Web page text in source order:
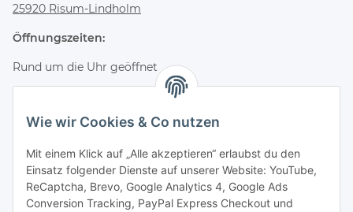
Wie wir Cookies & Co nutzen
Mit einem Klick auf „Alle akzeptieren“ erlaubst du den
Einsatz folgender Dienste auf unserer Website: YouTube,
ReCaptcha, Brevo, Google Analytics 4, Google Ads
Conversion Tracking, PayPal Express Checkout und
25920 Risum-Lindholm
Öffnungszeiten:
Rund um die Uhr geöffnet
Bestelle online und hole deine Bestellung jederzeit flexibel
im Hofladen ab.
Telefon
+49 (0) 4661 2875